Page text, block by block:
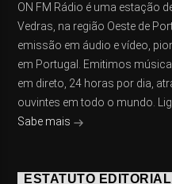
ON FM Rádio é uma estação
Vedras, na região Oeste de
emissão em áudio e vídeo,
em Portugal. Emitimos
em direto, 24 horas por dia,
ouvintes em todo o mundo.
Sabe mais
ESTATUTO EDITORIAL